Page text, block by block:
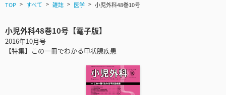
TOP すべて 雑誌 医学 小児外科48巻10号
小児外科48巻10号【電子版】
2016年10月号
【特集】この一冊でわかる甲状腺疾患